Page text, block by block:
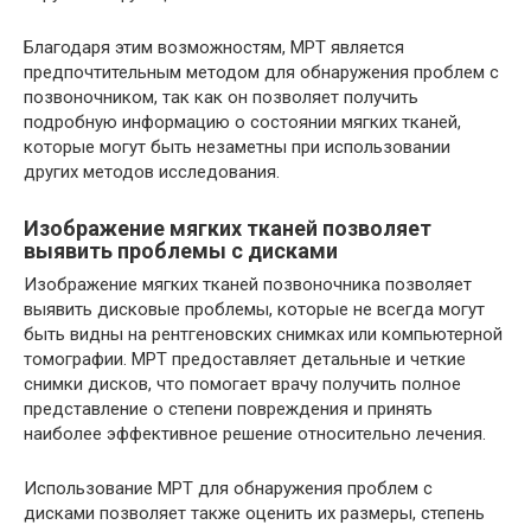
Благодаря этим возможностям, МРТ является
предпочтительным методом для обнаружения проблем с
позвоночником, так как он позволяет получить
подробную информацию о состоянии мягких тканей,
которые могут быть незаметны при использовании
других методов исследования.
Изображение мягких тканей позволяет
выявить проблемы с дисками
Изображение мягких тканей позвоночника позволяет
выявить дисковые проблемы, которые не всегда могут
быть видны на рентгеновских снимках или компьютерной
томографии. МРТ предоставляет детальные и четкие
снимки дисков, что помогает врачу получить полное
представление о степени повреждения и принять
наиболее эффективное решение относительно лечения.
Использование МРТ для обнаружения проблем с
дисками позволяет также оценить их размеры, степень